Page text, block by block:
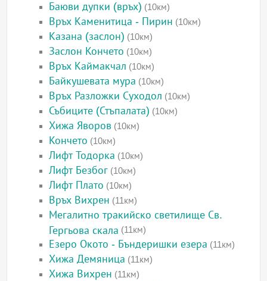
Баюви дупки (връх) (10км)
Връх Каменитица - Пирин (10км)
Казана (заслон) (10км)
Заслон Кончето (10км)
Връх Каймакчал (10км)
Байкушевата мура (10км)
Връх Разложки Суходол (10км)
Събиците (Стъпалата) (10км)
Хижа Яворов (10км)
Кончето (10км)
Лифт Тодорка (10км)
Лифт Безбог (10км)
Лифт Плато (10км)
Връх Вихрен (11км)
Мегалитно тракийско светилище Св.
Гергьова скала (11км)
Езеро Окото - Бъндеришки езера (11км)
Хижа Демяница (11км)
Хижа Вихрен (11км)